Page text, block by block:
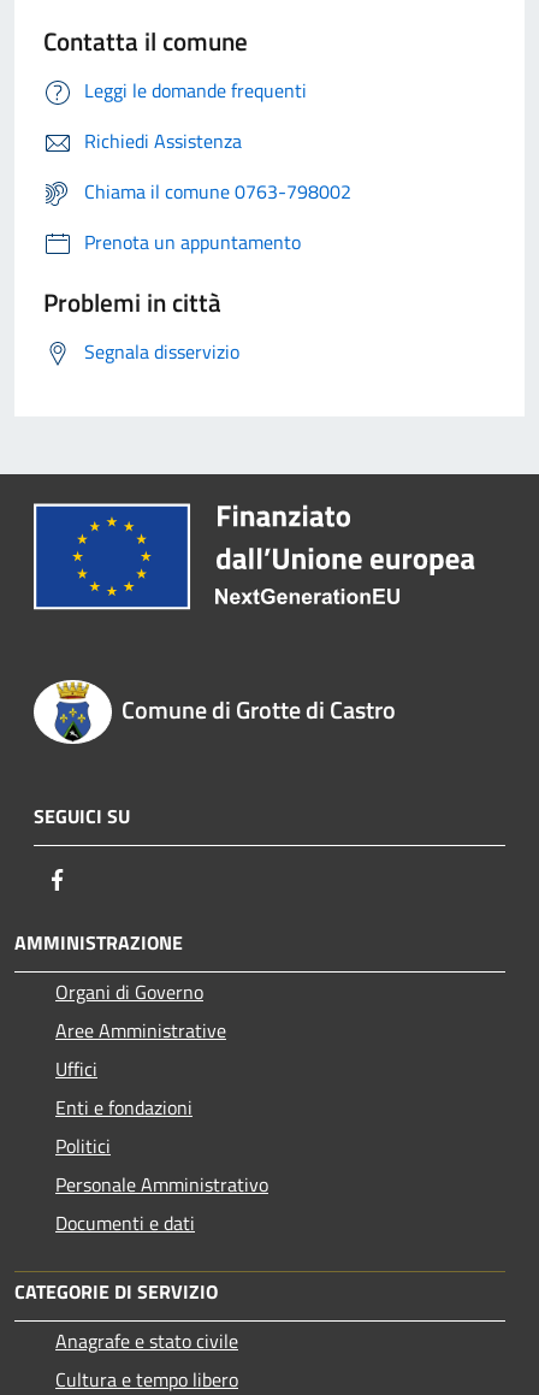
Contatta il comune
Leggi le domande frequenti
Richiedi Assistenza
Chiama il comune 0763-798002
Prenota un appuntamento
Problemi in città
Segnala disservizio
Comune di Grotte di Castro
SEGUICI SU
AMMINISTRAZIONE
Organi di Governo
Aree Amministrative
Uffici
Enti e fondazioni
Politici
Personale Amministrativo
Documenti e dati
CATEGORIE DI SERVIZIO
Anagrafe e stato civile
Cultura e tempo libero